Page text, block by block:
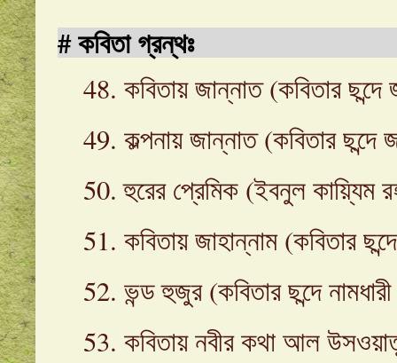
#কবিতা গ্রন্থঃ
48. কবিতায় জান্নাত (কবিতার ছন্দে
49. কল্পনায় জান্নাত (কবিতার ছন্দে
50. হুরের প্রেমিক (ইবনুল কায়্যিম
51. কবিতায় জাহান্নাম (কবিতার
52. ভন্ড হুজুর (কবিতার ছন্দে
53. কবিতায় নবীর কথা আল